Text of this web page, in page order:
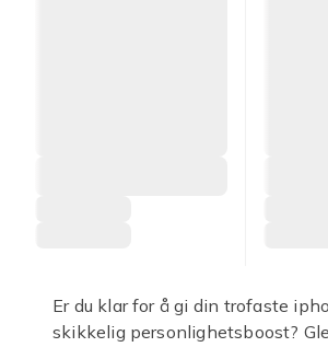
Er du klar for å gi din trofaste
skikkelig personlighetsboost?